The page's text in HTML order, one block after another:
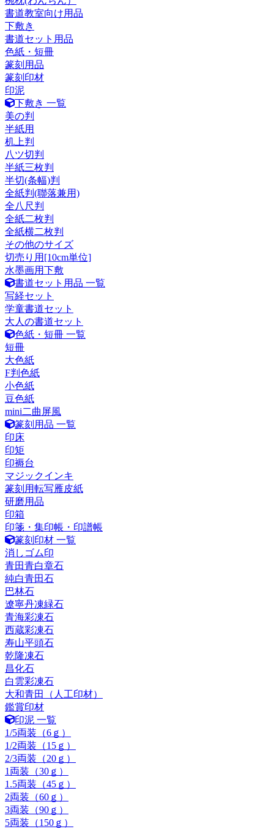
書道教室向け用品
下敷き
書道セット用品
色紙・短冊
篆刻用品
篆刻印材
印泥
下敷き 一覧
美の判
半紙用
机上判
八ツ切判
半紙三枚判
半切(条幅)判
全紙判(聯落兼用)
全八尺判
全紙二枚判
全紙横二枚判
その他のサイズ
切売り用[10cm単位]
水墨画用下敷
書道セット用品 一覧
写経セット
学童書道セット
大人の書道セット
色紙・短冊 一覧
短冊
大色紙
F判色紙
小色紙
豆色紙
mini二曲屏風
篆刻用品 一覧
印床
印矩
印褥台
マジックインキ
篆刻用転写雁皮紙
研磨用品
印箱
印箋・集印帳・印譜帳
篆刻印材 一覧
消しゴム印
青田青白章石
純白青田石
巴林石
遼寧丹凍緑石
青海彩凍石
西蔵彩凍石
寿山平頭石
乾隆凍石
昌化石
白雲彩凍石
大和青田（人工印材）
鑑賞印材
印泥 一覧
1/5両装（6ｇ）
1/2両装（15ｇ）
2/3両装（20ｇ）
1両装（30ｇ）
1.5両装（45ｇ）
2両装（60ｇ）
3両装（90ｇ）
5両装（150ｇ）